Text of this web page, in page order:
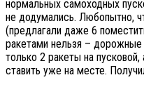
нормальных самоходных
не додумались. Любопытно,
(предлагали даже 6
ракетами нельзя – дорожные
только 2 ракеты на пусковой,
ставить уже на месте.